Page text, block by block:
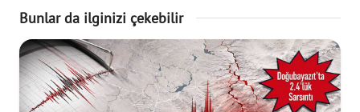
Bunlar da ilginizi çekebilir